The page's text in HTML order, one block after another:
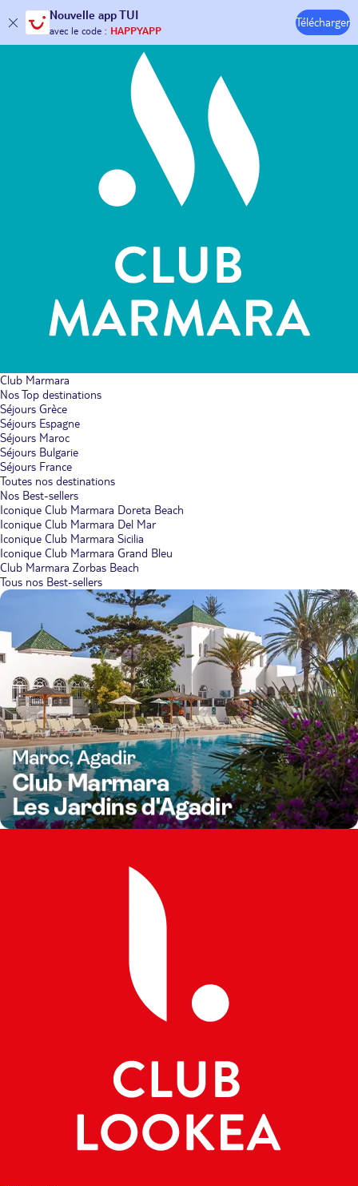
Nouvelle app TUI
30€ offerts*sur votre
avec le code : HAPPYAPP
Télécharger
Hôtels & Clubs
Club Marmara
Nos Top destinations
Séjours Grèce
Séjours Espagne
Séjours Maroc
Séjours Bulgarie
Séjours France
Toutes nos destinations
Nos Best-sellers
Iconique Club Marmara Doreta Beach
Iconique Club Marmara Del Mar
Iconique Club Marmara Sicilia
Iconique Club Marmara Grand Bleu
Club Marmara Zorbas Beach
Tous nos Best-sellers